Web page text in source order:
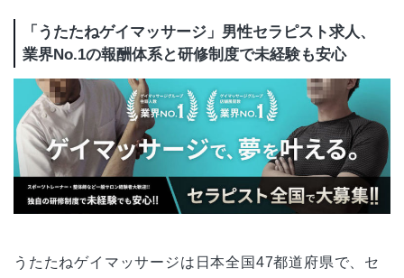
「うたたねゲイマッサージ」男性セラピスト求人、
業界No.1の報酬体系と研修制度で未経験も安心
うたたねゲイマッサージは日本全国47都道府県で、セ